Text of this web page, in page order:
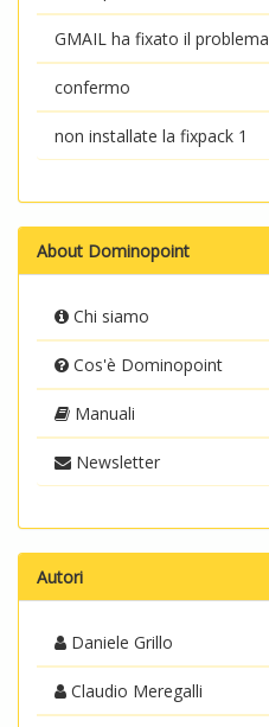
GMAIL ha fixato il problema
confermo
non installate la fixpack 1
About Dominopoint
Chi siamo
Cos'è Dominopoint
Manuali
Newsletter
Autori
Daniele Grillo
Claudio Meregalli